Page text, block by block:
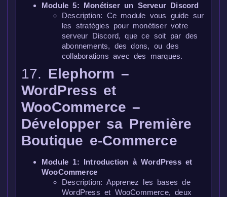
Module 5: Monétiser un Serveur Discord
Description: Ce module vous guide sur
les stratégies pour monétiser votre
serveur Discord, que ce soit par des
abonnements, des dons, ou des
collaborations avec des marques.
17. Elephorm –
WordPress et
WooCommerce –
Développer sa Première
Boutique e-Commerce
Module 1: Introduction à WordPress et
WooCommerce
Description: Apprenez les bases de
WordPress et WooCommerce, deux